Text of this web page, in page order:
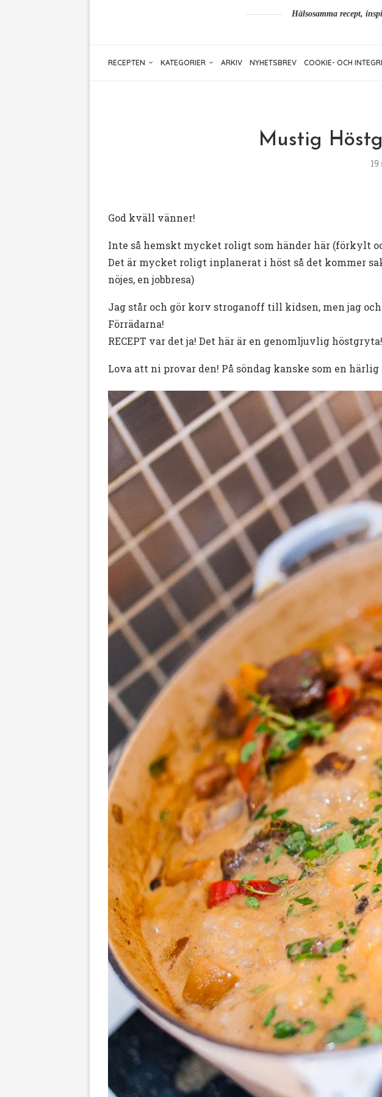
Hälsosamma recept,
RECEPTEN KATEGORIER ARKIV NYHETSBREV COOKIE- OCH
Mustig
God kväll vänner!
Inte så hemskt mycket roligt som händer här (förkylt
Det är mycket roligt inplanerat i höst så det kommer
nöjes, en jobbresa)
Jag står och gör korv stroganoff till kidsen, men jag
Förrädarna!
RECEPT var det ja! Det här är en genomljuvlig
Lova att ni provar den! På söndag kanske som en härlig